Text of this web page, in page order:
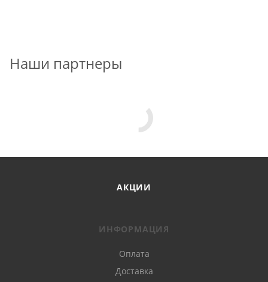
Наши партнеры
АКЦИИ
ИНФОРМАЦИЯ
Оплата
Доставка